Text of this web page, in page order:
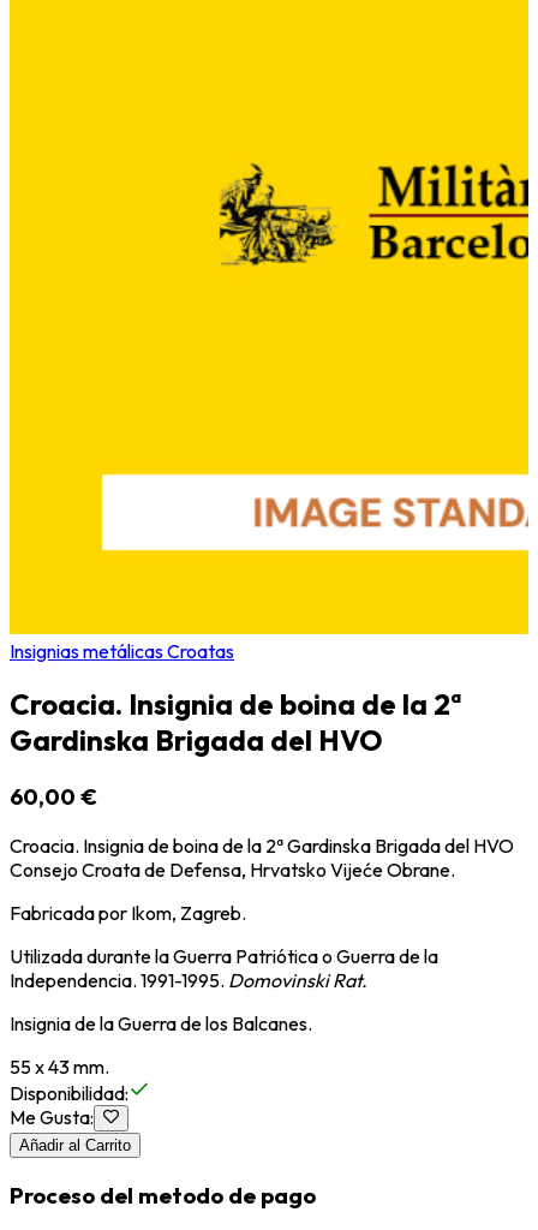
Insignias metálicas Croatas
Croacia. Insignia de boina de la 2ª
Gardinska Brigada del HVO
60,00 €
Croacia. Insignia de boina de la 2ª Gardinska Brigada del HVO
Consejo Croata de Defensa, Hrvatsko Vijeće Obrane.
Fabricada por Ikom, Zagreb.
Utilizada durante la Guerra Patriótica o Guerra de la
Independencia. 1991-1995. Domovinski Rat.
Insignia de la Guerra de los Balcanes.
55 x 43 mm.
Disponibilidad:
Me Gusta:
Añadir al Carrito
Proceso del metodo de pago